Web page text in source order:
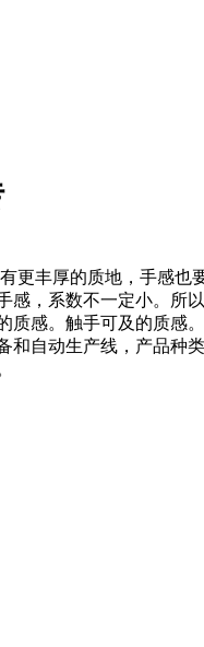
更丰厚的质地，手感也
，系数不一定小。所
感。触手可及的质感
自动生产线，产品种